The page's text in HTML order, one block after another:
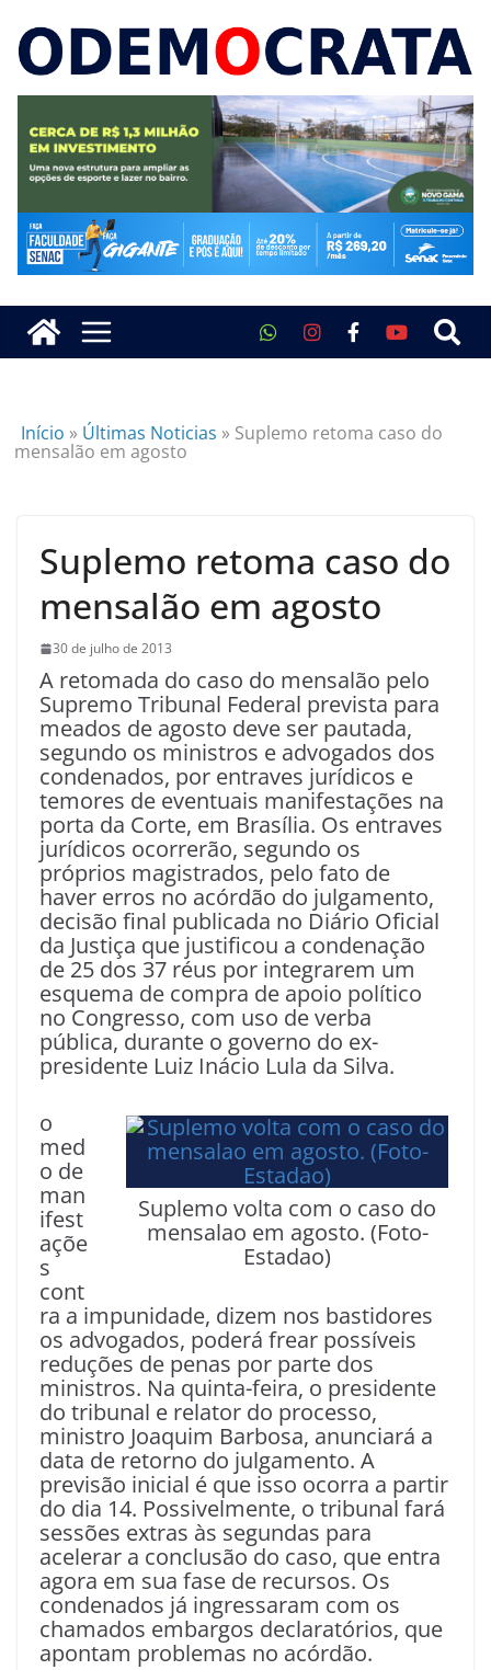
Início » Últimas Noticias » Suplemo retoma caso do
mensalão em agosto
Suplemo retoma caso do
mensalão em agosto
30 de julho de 2013
A retomada do caso do mensalão pelo
Supremo Tribunal Federal prevista para
meados de agosto deve ser pautada,
segundo os ministros e advogados dos
condenados, por entraves jurídicos e
temores de eventuais manifestações na
porta da Corte, em Brasília. Os entraves
jurídicos ocorrerão, segundo os
próprios magistrados, pelo fato de
haver erros no acórdão do julgamento,
decisão final publicada no Diário Oficial
da Justiça que justificou a condenação
de 25 dos 37 réus por integrarem um
esquema de compra de apoio político
no Congresso, com uso de verba
pública, durante o governo do ex-
presidente Luiz Inácio Lula da Silva.
Suplemo volta com o caso do
mensalao em agosto. (Foto-
Estadao)
o
med
o de
man
ifest
açõe
s
cont
ra a impunidade, dizem nos bastidores
os advogados, poderá frear possíveis
reduções de penas por parte dos
ministros. Na quinta-feira, o presidente
do tribunal e relator do processo,
ministro Joaquim Barbosa, anunciará a
data de retorno do julgamento. A
previsão inicial é que isso ocorra a partir
do dia 14. Possivelmente, o tribunal fará
sessões extras às segundas para
acelerar a conclusão do caso, que entra
agora em sua fase de recursos. Os
condenados já ingressaram com os
chamados embargos declaratórios, que
apontam problemas no acórdão.